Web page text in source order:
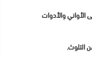
الأواني والأدوات
التلوث.